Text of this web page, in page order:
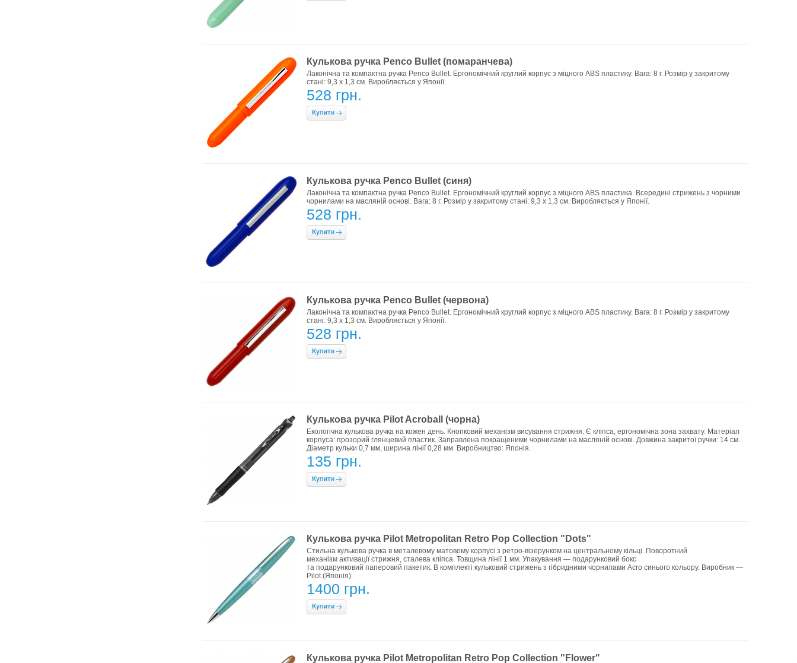
Кулькова ручка Penco Bullet (помаранчева)
Лаконічна та компактна ручка Penco Bullet. Ергономічний круглий корпус з міцного ABS пластику. Вага: 8 г. Розмір у закритому
стані: 9,3 х 1,3 см. Виробляється у Японії.
528 грн.
Кулькова ручка Penco Bullet (синя)
Лаконічна та компактна ручка Penco Bullet. Ергономічний круглий корпус з міцного ABS пластика. Всередині стрижень з чорними
чорнилами на масляній основі. Вага: 8 г. Розмір у закритому стані: 9,3 х 1,3 см. Виробляється у Японії.
528 грн.
Кулькова ручка Penco Bullet (червона)
Лаконічна та компактна ручка Penco Bullet. Ергономічний круглий корпус з міцного ABS пластику. Вага: 8 г. Розмір у закритому
стані: 9,3 х 1,3 см. Виробляється у Японії.
528 грн.
Кулькова ручка Pilot Acroball (чорна)
Екологічна кулькова ручка на кожен день. Кнопковий механізм висування стрижня. Є кліпса, ергономічна зона захвату. Матеріал
корпуса: прозорий глянцевий пластик. Заправлена покращеними чорнилами на масляній основі. Довжина закритої ручки: 14 см.
Діаметр кульки 0,7 мм, ширина лінії 0,28 мм. Виробництво: Японія.
135 грн.
Кулькова ручка Pilot Metropolitan Retro Pop Collection "Dots"
Стильна кулькова ручка в металевому матовому корпусі з ретро-візерунком на центральному кільці. Поворотний
механізм активації стрижня, сталева кліпса. Товщина лінії 1 мм. Упакування — подарунковий бокс
та подарунковий паперовий пакетик. В комплекті кульковий стрижень з гібридними чорнилами Acro синього кольору. Виробник —
Pilot (Японія).
1400 грн.
Кулькова ручка Pilot Metropolitan Retro Pop Collection "Flower"